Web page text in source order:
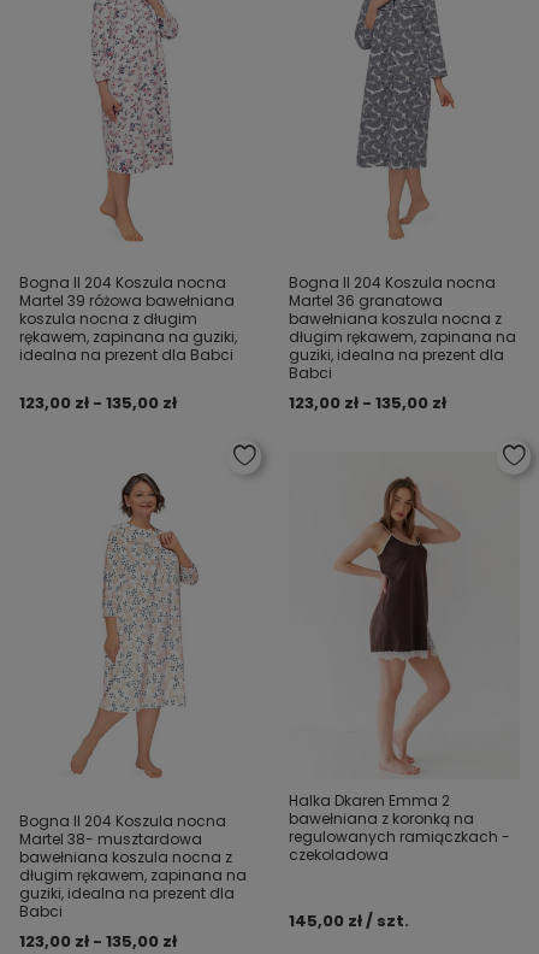
Bogna II 204 Koszula nocna
Martel 39 różowa bawełniana
koszula nocna z długim
rękawem, zapinana na guziki,
idealna na prezent dla Babci
123,00 zł - 135,00 zł
Bogna II 204 Koszula nocna
Martel 36 granatowa
bawełniana koszula nocna z
długim rękawem, zapinana na
guziki, idealna na prezent dla
Babci
123,00 zł - 135,00 zł
Bogna II 204 Koszula nocna
Martel 38- musztardowa
bawełniana koszula nocna z
długim rękawem, zapinana na
guziki, idealna na prezent dla
Babci
123,00 zł - 135,00 zł
Halka Dkaren Emma 2
bawełniana z koronką na
regulowanych ramiączkach -
czekoladowa
145,00 zł / szt.